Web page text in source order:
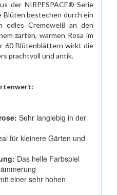
der NIRPESPACE®-Serie
Blüten bestechen durch ein
edles Cremeweiß an den
zarten, warmen Rosa im
60 Blütenblättern wirkt die
prachtvoll und antik.
Sehr langlebig in der
für kleinere Gärten und
Das helle Farbspiel
einer sehr hohen